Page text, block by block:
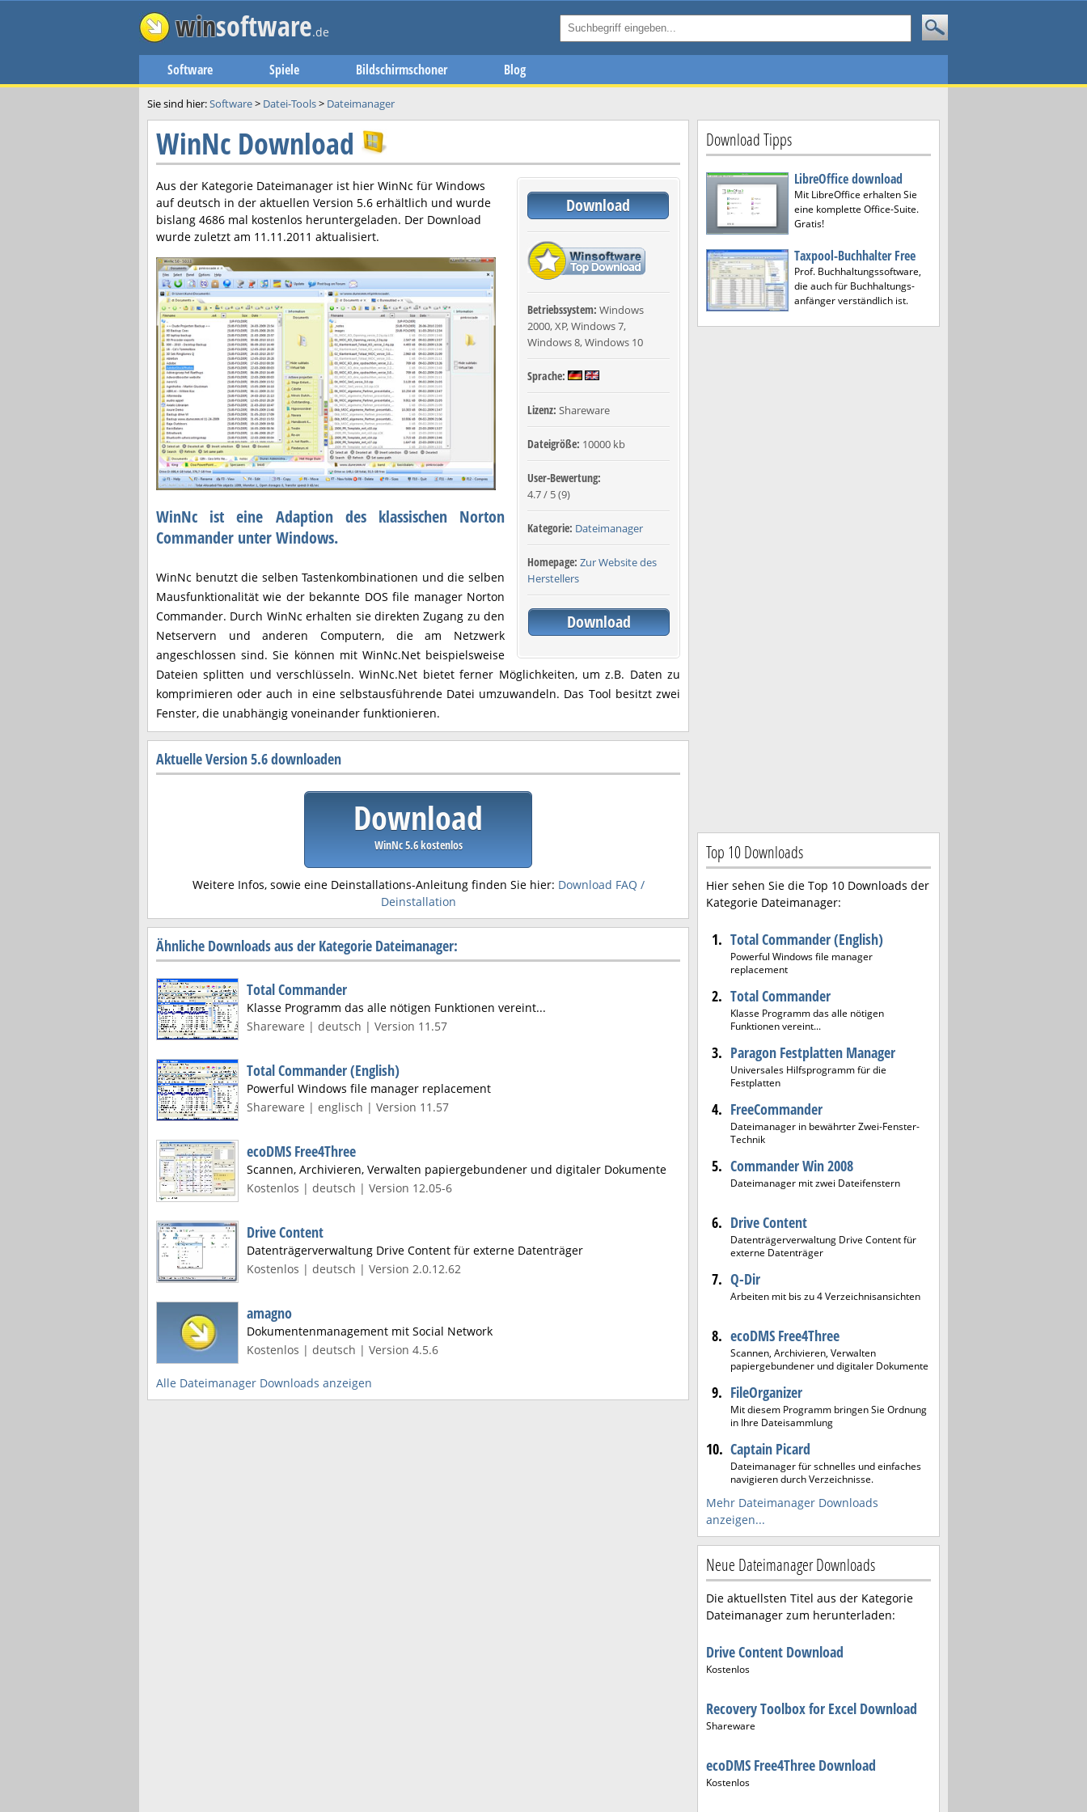
winsoftware.de
Software Spiele Bildschirmschoner Blog
Sie sind hier:Software> Datei-Tools> Dateimanager
WinNc Download
Aus der Kategorie Dateimanager ist hier WinNc für Windows
auf deutsch in der aktuellen Version 5.6 erhältlich und wurde
bislang 4686 mal kostenlos heruntergeladen. Der Download
wurde zuletzt am 11.11.2011 aktualisiert.
Download
Betriebssystem: Windows
2000, XP, Windows 7,
Windows 8, Windows 10
Sprache:
Lizenz: Shareware
Dateigröße: 10000 kb
User-Bewertung:
4.7/ 5(9)
Kategorie: Dateimanager
Homepage: Zur Website des
Herstellers
Download
WinNc ist eine Adaption des klassischen Norton
Commander unter Windows.
WinNc benutzt die selben Tastenkombinationen und die selben
Mausfunktionalität wie der bekannte DOS file manager Norton
Commander. Durch WinNc erhalten sie direkten Zugang zu den
Netservern und anderen Computern, die am Netzwerk
angeschlossen sind. Sie können mit WinNc.Net beispielsweise
Dateien splitten und verschlüsseln. WinNc.Net bietet ferner Möglichkeiten, um z.B. Daten zu
komprimieren oder auch in eine selbstausführende Datei umzuwandeln. Das Tool besitzt zwei
Fenster, die unabhängig voneinander funktionieren.
Aktuelle Version 5.6 downloaden
Download
WinNc 5.6 kostenlos
Weitere Infos, sowie eine Deinstallations-Anleitung finden Sie hier: Download FAQ /
Deinstallation
Ähnliche Downloads aus der Kategorie Dateimanager:
Total Commander
Klasse Programm das alle nötigen Funktionen vereint...
Shareware | deutsch | Version 11.57
Total Commander (English)
Powerful Windows file manager replacement
Shareware | englisch | Version 11.57
ecoDMS Free4Three
Scannen, Archivieren, Verwalten papiergebundener und digitaler Dokumente
Kostenlos | deutsch | Version 12.05-6
Drive Content
Datenträgerverwaltung Drive Content für externe Datenträger
Kostenlos | deutsch | Version 2.0.12.62
amagno
Dokumentenmanagement mit Social Network
Kostenlos | deutsch | Version 4.5.6
Alle Dateimanager Downloads anzeigen
Download Tipps
LibreOffice download
Mit LibreOffice erhalten Sie
eine komplette Office-Suite.
Gratis!
Taxpool-Buchhalter Free
Prof. Buchhaltungssoftware,
die auch für Buchhaltungs-
anfänger verständlich ist.
Top 10 Downloads
Hier sehen Sie die Top 10 Downloads der
Kategorie Dateimanager:
1. Total Commander (English)
Powerful Windows file manager
replacement
2. Total Commander
Klasse Programm das alle nötigen
Funktionen vereint...
3. Paragon Festplatten Manager
Universales Hilfsprogramm für die
Festplatten
4. FreeCommander
Dateimanager in bewährter Zwei-Fenster-
Technik
5. Commander Win 2008
Dateimanager mit zwei Dateifenstern
6. Drive Content
Datenträgerverwaltung Drive Content für
externe Datenträger
7. Q-Dir
Arbeiten mit bis zu 4 Verzeichnisansichten
8. ecoDMS Free4Three
Scannen, Archivieren, Verwalten
papiergebundener und digitaler Dokumente
9. FileOrganizer
Mit diesem Programm bringen Sie Ordnung
in Ihre Dateisammlung
10. Captain Picard
Dateimanager für schnelles und einfaches
navigieren durch Verzeichnisse.
Mehr Dateimanager Downloads
anzeigen...
Neue Dateimanager Downloads
Die aktuellsten Titel aus der Kategorie
Dateimanager zum herunterladen:
Drive Content Download
Kostenlos
Recovery Toolbox for Excel Download
Shareware
ecoDMS Free4Three Download
Kostenlos